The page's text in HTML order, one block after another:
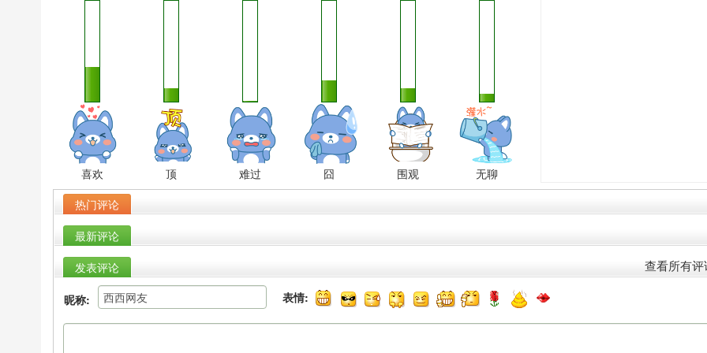
喜欢 顶 难过 囧 围观
无聊
热门评论
最新评论
发表评论
查看所有评
昵称: 表情: